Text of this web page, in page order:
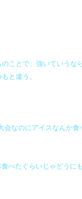
ことで、強いていうな
と違う。
会なのにアイスなんか食
べたぐらいじゃどうに